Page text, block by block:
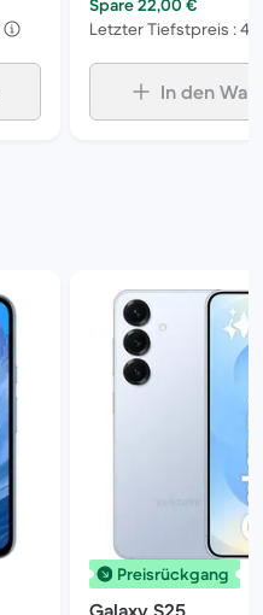
Spare 22,00 €
Letzter Tiefstpreis :
In den
Preisrückgang
Galaxy S25